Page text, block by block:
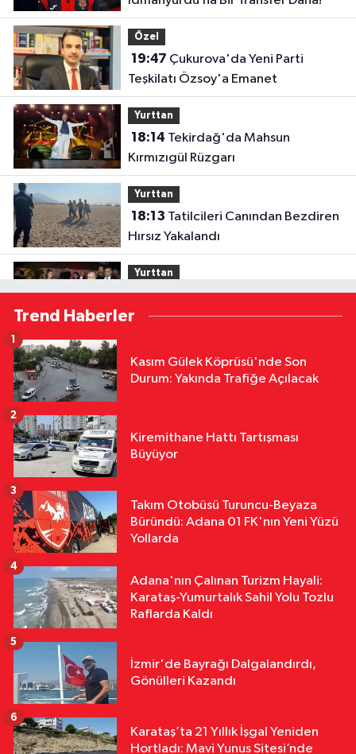
Özel
19:47
Teşkilatı Özsoy'a Emanet
Yurttan
18:14
Kırmızıgül Rüzgarı
Yurttan
18:13
Hırsız Yakalandı
Yurttan
18:12Bakan Şimşek, Gercüş'te
Toplu Açılış Törenine Katıldı
18:12Sivas'ta Buğday Tarlasında
18:11Çalıntı Araçla 10 Kilometre
Yurttan
18:10Kar Maskeleriyle Araç Soyan
Trend Haberler
Kasım Gülek Köprüsü'nde Son
Durum: Yakında Trafiğe Açılacak
1
Kiremithane Hattı Tartışması
Büyüyor
2
Takım Otobüsü Turuncu-Beyaza
Büründü: Adana 01 FK'nın Yeni Yüzü
Yollarda
3
Adana'nın Çalınan Turizm Hayali:
Karataş-Yumurtalık Sahil Yolu Tozlu
Raflarda Kaldı
4
İzmir'de Bayrağı Dalgalandırdı,
Gönülleri Kazandı
5
Karataş’ta 21 Yıllık İşgal Yeniden
Hortladı: Mavi Yunus Sitesi’nde
6